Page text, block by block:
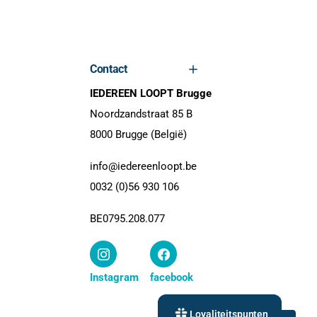
Contact
IEDEREEN LOOPT Brugge
Noordzandstraat 85 B
8000 Brugge (België)
info@iedereenloopt.be
0032 (0)56 930 106
BE0795.208.077
Instagram facebook
Loyaliteitspunten